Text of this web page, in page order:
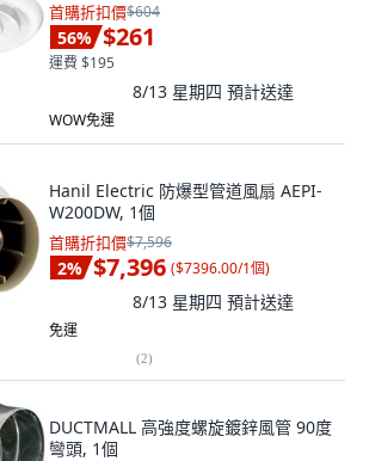
首購折扣價$604
56% $261
運費 $195
8/13 星期四 預計送達
WOW免運
Hanil Electric 防爆型管道風扇 AEPI-
W200DW, 1個
首購折扣價$7,596
2% $7,396 ($7396.00/1個)
8/13 星期四 預計送達
免運
(2)
DUCTMALL 高強度螺旋鍍鋅風管 90度
彎頭, 1個